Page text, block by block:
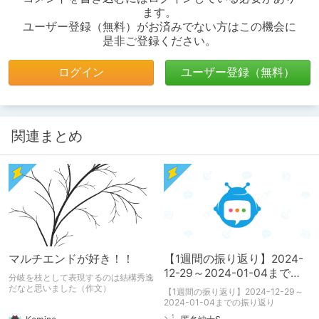
ます。
ユーザー登録（無料）がお済みでない方はこの機会に
是非ご登録ください。
ログイン ユーザー登録（無料）
関連まとめ
マルチエンドが好き！！
分岐を枝として表現するのは結構秀逸
だなと思いました（作文）
【1週間の振り返り】2024-
12-29～2024-01-04までの
振り返り
【1週間の振り返り】2024-12-29～
2024-01-04までの振り返り